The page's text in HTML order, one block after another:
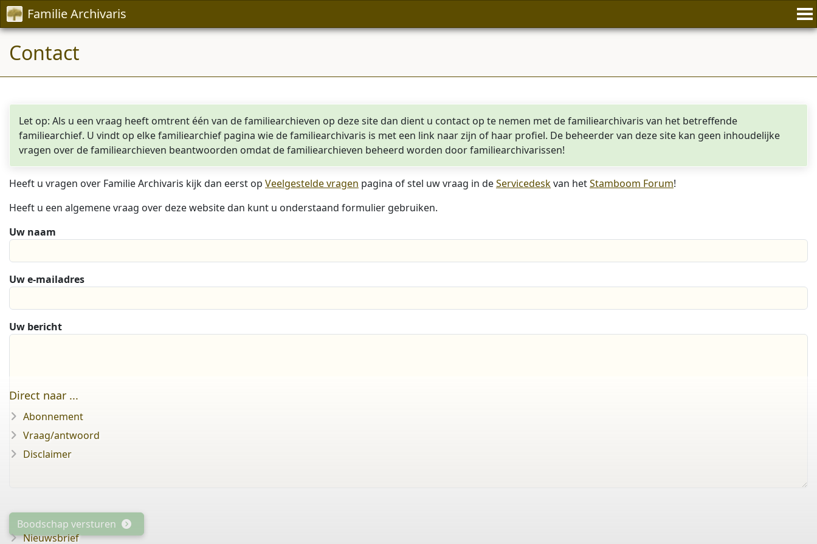
Familie Archivaris
Contact
Let op: Als u een vraag heeft omtrent één van de familiearchieven op deze site dan dient u contact op te nemen met de familiearchivaris van het betreffende
familiearchief. U vindt op elke familiearchief pagina wie de familiearchivaris is met een link naar zijn of haar profiel. De beheerder van deze site kan geen inhoudelijke
vragen over de familiearchieven beantwoorden omdat de familiearchieven beheerd worden door familiearchivarissen!
Heeft u vragen over Familie Archivaris kijk dan eerst op Veelgestelde vragen pagina of stel uw vraag in deServicedeskvan hetStamboom Forum!
Heeft u een algemene vraag over deze website dan kunt u onderstaand formulier gebruiken.
Uw naam
Uw e-mailadres
Uw bericht
Boodschap versturen
Direct naar ...
Abonnement
Vraag/antwoord
Disclaimer
Nieuwsbrief